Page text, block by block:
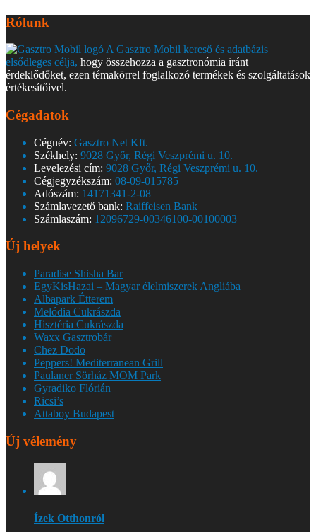
Rólunk
A Gasztro Mobil kereső és adatbázis
elsődleges célja, hogy összehozza a gasztronómia iránt
érdeklődőket, ezen témakörrel foglalkozó termékek és szolgáltatások
értékesítőivel.
Cégadatok
Cégnév: Gasztro Net Kft.
Székhely: 9028 Győr, Régi Veszprémi u. 10.
Levelezési cím: 9028 Győr, Régi Veszprémi u. 10.
Cégjegyzékszám: 08-09-015785
Adószám: 14171341-2-08
Számlavezető bank: Raiffeisen Bank
Számlaszám: 12096729-00346100-00100003
Új helyek
Paradise Shisha Bar
EgyKisHazai – Magyar élelmiszerek Angliába
Albapark Étterem
Melódia Cukrászda
Hisztéria Cukrászda
Waxx Gasztrobár
Chez Dodo
Peppers! Mediterranean Grill
Paulaner Sörház MOM Park
Gyradiko Flórián
Ricsi’s
Attaboy Budapest
Új vélemény
Ízek Otthonról